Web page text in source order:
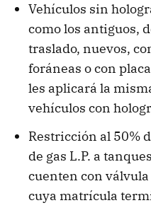
Vehículos sin
como los antiguos,
traslado, nuevos,
foráneas o con
les aplicará la
vehículos con
Restricción al 50%
de gas L.P. a
cuenten con
cuya matrícula